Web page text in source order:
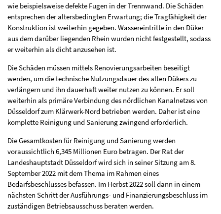
wie beispielsweise defekte Fugen in der Trennwand. Die Schäden
entsprechen der altersbedingten Erwartung; die Tragfähigkeit der
Konstruktion ist weiterhin gegeben. Wassereintritte in den Düker
aus dem darüber liegenden Rhein wurden nicht festgestellt, sodass
er weiterhin als dicht anzusehen ist.
Die Schäden müssen mittels Renovierungsarbeiten beseitigt
werden, um die technische Nutzungsdauer des alten Dükers zu
verlängern und ihn dauerhaft weiter nutzen zu können. Er soll
weiterhin als primäre Verbindung des nördlichen Kanalnetzes von
Düsseldorf zum Klärwerk-Nord betrieben werden. Daher ist eine
komplette Reinigung und Sanierung zwingend erforderlich.
Die Gesamtkosten für Reinigung und Sanierung werden
voraussichtlich 6,345 Millionen Euro betragen. Der Rat der
Landeshauptstadt Düsseldorf wird sich in seiner Sitzung am 8.
September 2022 mit dem Thema im Rahmen eines
Bedarfsbeschlusses befassen. Im Herbst 2022 soll dann in einem
nächsten Schritt der Ausführungs- und Finanzierungsbeschluss im
zuständigen Betriebsausschuss beraten werden.